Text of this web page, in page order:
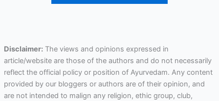
Disclaimer:The views and opinions expressed in
article/website are those of the authors and do not necessarily
reflect the official policy or position of Ayurvedam. Any content
provided by our bloggers or authors are of their opinion, and
are not intended to malign any religion, ethic group, club,